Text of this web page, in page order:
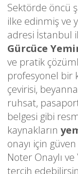
Sektörde öncü
ilke edinmiş ve
adresi İstanbul
Gürcüce
ve pratik
profesyonel bir
çevirisi,
ruhsat,
belgesi gibi
kaynakların
onayı için
Noter Onaylı
tercih